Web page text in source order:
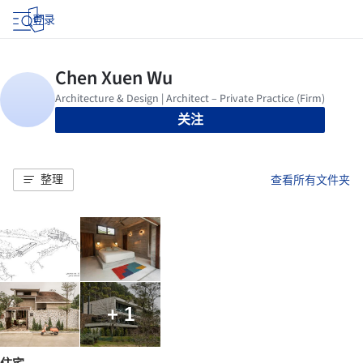
登录
关注
整理 查看所有文件夹
+ 1